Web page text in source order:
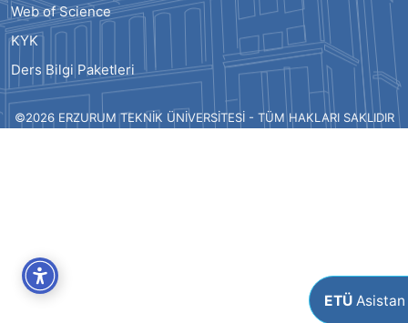
ETÜ Asistan
Web of Science
KYK
Ders Bilgi Paketleri
©2026 ERZURUM TEKNİK ÜNİVERSİTESİ - TÜM HAKLARI SAKLIDIR